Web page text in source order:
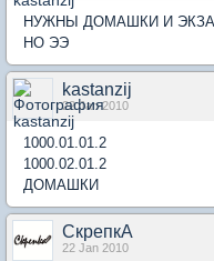
НУЖНЫ ДОМАШКИ И
НО ЭЭ
kastanzij
22 Jan 2010
1000.01.01.2
1000.02.01.2
ДОМАШКИ
СкрепкА
22 Jan 2010